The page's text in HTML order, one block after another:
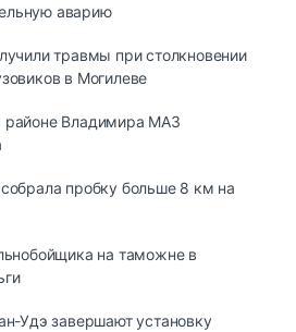
аварию
травмы при столкновении
в Могилеве
районе Владимира МАЗ
пробку больше 8 км на
на таможне в
Удэ зaвepшaют ycтaнoвкy